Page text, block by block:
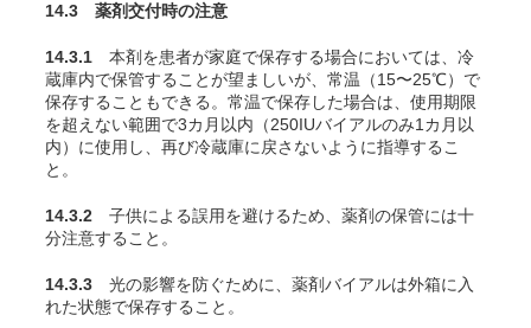
14.3 薬剤交付時の注意
14.3.1 本剤を患者が家庭で保存する場合においては、冷
蔵庫内で保管することが望ましいが、常温（15〜25℃）で
保存することもできる。常温で保存した場合は、使用期限
を超えない範囲で3カ月以内（250IUバイアルのみ1カ月以
内）に使用し、再び冷蔵庫に戻さないように指導するこ
と。
14.3.2 子供による誤用を避けるため、薬剤の保管には十
分注意すること。
14.3.3 光の影響を防ぐために、薬剤バイアルは外箱に入
れた状態で保存すること。